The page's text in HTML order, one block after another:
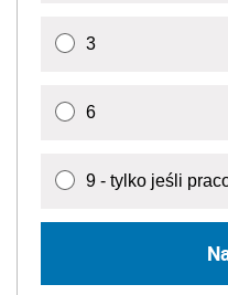
3
6
9 - tylko jeśli